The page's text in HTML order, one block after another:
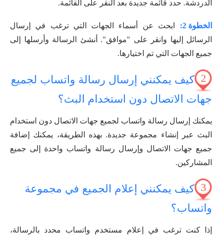
الدردشة. حدد قائمة جديدة بعد النقر على القائمة.
الخطوة 2:
ابحث عن أسماء الجهات التي ترغب في إرسال
الرسائل إليها وانقر على "موافق". أنشئ الرسالة وأرسلها إلى
جميع الجهات التي تم اختيارها.
2 كيف يمكنني إرسال رسالة واتساب لجميع
جهات الاتصال دون استخدام البث؟
يمكنك إرسال رسالة واتساب لجميع جهات الاتصال دون استخدام
البث عبر إنشاء مجموعة جديدة. بهذه الطريقة، يمكنك إضافة
جميع جهات الاتصال وإرسال رسالة واتساب واحدة إلى جميع
المشاركين.
3 كيف يمكنني إعلام الجميع في مجموعة
واتساب؟
إذا كنت ترغب في إعلام مستخدم واتساب محدد بالرسالة،